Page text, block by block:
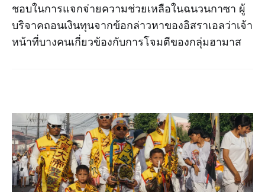
ชอบในการแจกจ่ายความช่วยเหลือในฉนวนกาซา ผู้
บริจาคถอนเงินทุนจากข้อกล่าวหาของอิสราเอลว่าเจ้า
หน้าที่บางคนเกี่ยวข้องกับการโจมตีของกลุ่มฮามาส